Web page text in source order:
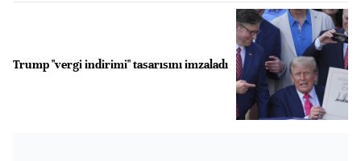
Trump "vergi indirimi" tasarısını imzaladı